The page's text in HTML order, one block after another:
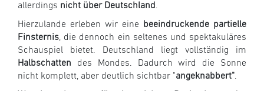
allerdings nicht über Deutschland.
Hierzulande erleben wir eine
beeindruckende partielle
Finsternis, die dennoch ein seltenes und spektakuläres
Schauspiel bietet. Deutschland liegt vollständig im
Halbschatten des Mondes. Dadurch wird die Sonne
nicht komplett, aber deutlich sichtbar "ange­knabbert".